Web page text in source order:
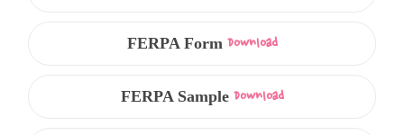
FERPA Form Download
FERPA Sample Download